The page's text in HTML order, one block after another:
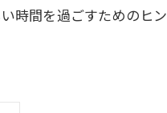
時間を過ごすためのヒ